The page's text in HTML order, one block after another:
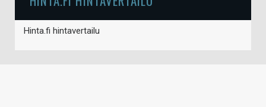
Hinta.fi hintavertailu